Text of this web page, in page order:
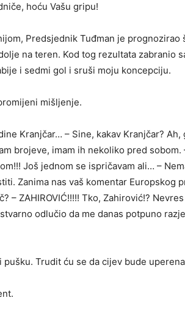
hoću Vašu gripu!
Predsjednik Tuđman je prognozirao
na teren. Kod tog rezultata zabranio
i sedmi gol i sruši moju koncepciju.
mišljenje.
Kranjčar… – Sine, kakav Kranjčar?
brojeve, imam ih nekoliko pred
Još jednom se ispričavam ali… –
Zanima nas vaš komentar Europskog
– ZAHIROVIĆ!!!!! Tko, Zahirović!?
odlučio da me danas potpuno
pušku. Trudit ću se da cijev bude